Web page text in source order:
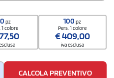
pz
1 colore
100pz
Pers. 1 colore
€409,00
iva esclusa
CALCOLA PREVENTIVO